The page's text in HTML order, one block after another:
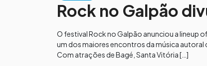
Rock no Galpão
O festival Rock no Galpão anunciou a lineup
um dos maiores encontros da música autoral
Com atrações de Bagé, Santa Vitória […]